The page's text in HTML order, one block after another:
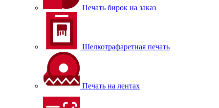
Печать бирок на заказ
Шелкотрафаретная печать
Печать на лентах